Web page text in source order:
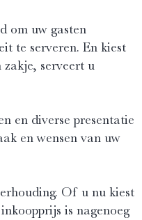
om uw gasten
te serveren. En kiest
serveert u
en diverse presentatie
en wensen van uw
Of u nu kiest
is nagenoeg